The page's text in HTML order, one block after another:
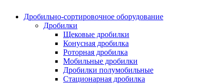
Дробильно-сортировочное оборудование
Дробилки
Щековые дробилки
Конусная дробилка
Роторная дробилка
Мобильные дробилки
Дробилки полумобильные
Стационарная дробилка